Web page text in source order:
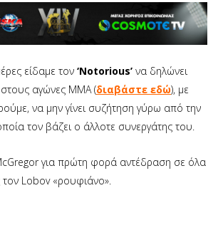
είδαμε τον ‘Notorious’ να δηλώνει
αγώνες ΜΜΑ (διαβάστε εδώ), με
να μην γίνει συζήτηση γύρω από την
τον βάζει ο άλλοτε συνεργάτης του.
για πρώτη φορά αντέδραση σε όλα
Lobov «ρουφιάνο».